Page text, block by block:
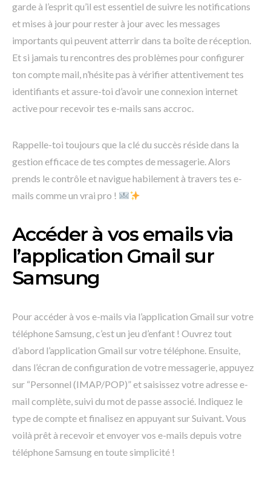
garde à l’esprit qu’il est essentiel de suivre les notifications
et mises à jour pour rester à jour avec les messages
importants qui peuvent atterrir dans ta boîte de réception.
Et si jamais tu rencontres des problèmes pour configurer
ton compte mail, n’hésite pas à vérifier attentivement tes
identifiants et assure-toi d’avoir une connexion internet
active pour recevoir tes e-mails sans accroc.
Rappelle-toi toujours que la clé du succès réside dans la
gestion efficace de tes comptes de messagerie. Alors
prends le contrôle et navigue habilement à travers tes e-
mails comme un vrai pro !
Accéder à vos emails via
l’application Gmail sur
Samsung
Pour accéder à vos e-mails via l’application Gmail sur votre
téléphone Samsung, c’est un jeu d’enfant ! Ouvrez tout
d’abord l’application Gmail sur votre téléphone. Ensuite,
dans l’écran de configuration de votre messagerie, appuyez
sur “Personnel (IMAP/POP)” et saisissez votre adresse e-
mail complète, suivi du mot de passe associé. Indiquez le
type de compte et finalisez en appuyant sur Suivant. Vous
voilà prêt à recevoir et envoyer vos e-mails depuis votre
téléphone Samsung en toute simplicité !